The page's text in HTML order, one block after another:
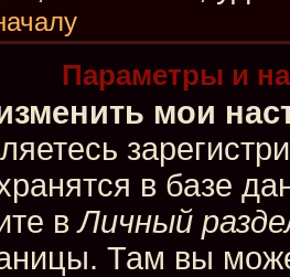
Параметры и
мои
в базе
вЛичный
Там вы